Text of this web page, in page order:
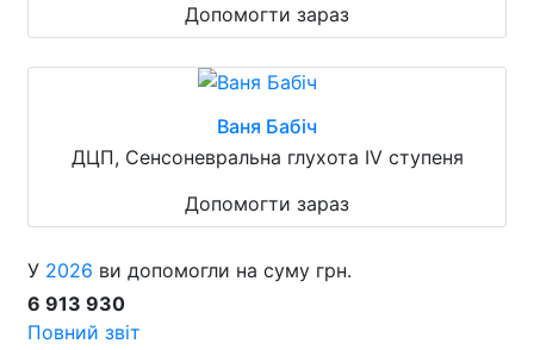
Допомогти зараз
Ваня Бабіч
ДЦП, Сенсоневральна глухота IV ступеня
Допомогти зараз
У 2026 ви допомогли на суму грн.
6 913 930
Повний звіт